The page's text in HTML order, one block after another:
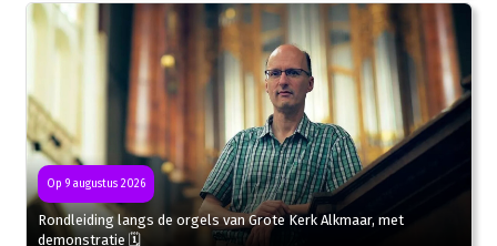
Op 9 augustus 2026
Rondleiding langs de orgels van Grote Kerk Alkmaar, met
demonstratie 🗓